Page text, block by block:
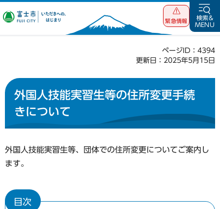
富士市 いただ
緊急情報
検索&
MENU
ページID：4394
更新日：2025年5月15日
外国人技能実習生等の住所変更手続
きについて
外国人技能実習生等、団体での住所変更についてご案内し
ます。
目次